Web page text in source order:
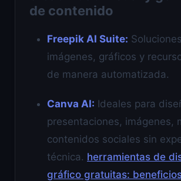
de contenido
Freepik AI Suite:
imágenes, gráficos y
de manera automatizada.
Canva AI: Ideales para
presentaciones, imágenes,
contenidos sociales sin
técnica. herramientas de
gráfico gratuitas: